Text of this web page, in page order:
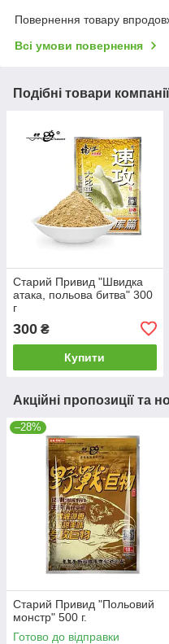
Повернення товару
Всі умови повернення
Подібні товари компанії
Старий Привид "Швидка
атака, польова битва" 300
г
300 ₴
Купити
Акційні пропозиції та
–28%
Старий Привид "Польовий
монстр" 500 г.
Готово до відправки